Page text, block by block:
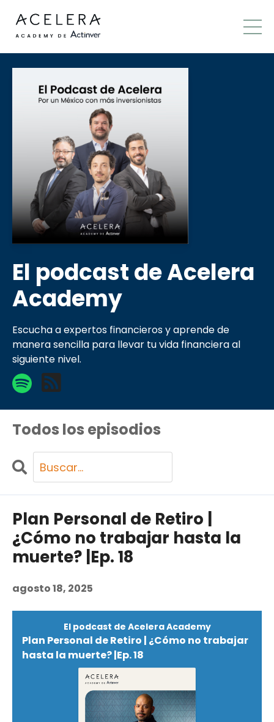
El podcast de Acelera
Academy
Escucha a expertos financieros y aprende de
manera sencilla para llevar tu vida financiera al
siguiente nivel.
Todos los episodios
Search
Episodios
Plan Personal de Retiro |
¿Cómo no trabajar hasta la
muerte? |Ep. 18
agosto 18, 2025